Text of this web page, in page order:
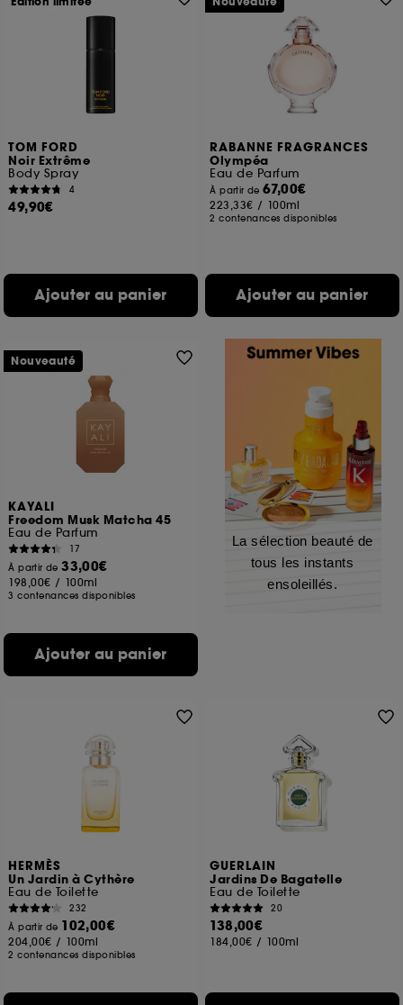
TOM FORD
Noir Extrême
Body Spray
4
49,90€
Ajouter au panier
RABANNE FRAGRANCES
Olympéa
Eau de Parfum
À partir de67,00€
223,33€ / 100ml
2 contenances disponibles
Ajouter au panier
KAYALI
Freedom Musk Matcha 45
Eau de Parfum
17
À partir de33,00€
198,00€ / 100ml
3 contenances disponibles
Ajouter au panier
Nouveauté
La sélection beauté de
tous les instants
ensoleillés.
HERMÈS
Un Jardin à Cythère
Eau de Toilette
232
À partir de 102,00€
204,00€ / 100ml
2 contenances disponibles
GUERLAIN
Jardins De Bagatelle
Eau de Toilette
20
138,00€
184,00€ / 100ml